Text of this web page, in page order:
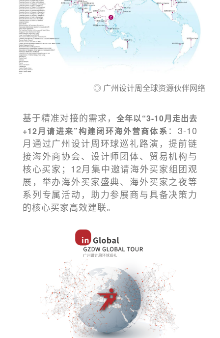
◎ 广州设计周全球资源伙伴网络
基于精准对接的需求，全年以“3-10月走出去
+12月请进来”构建闭环海外营商体系 ：3-10
月通过广州设计周环球巡礼路演 ，提前链
接海外商协会、设计师团体、贸易机构与
核心买家；12月集中邀请海外买家组团观
展，举办海外买家盛典、海外买家之夜等
系列专属活动，助力参展商与具备决策力
的核心买家高效建联。